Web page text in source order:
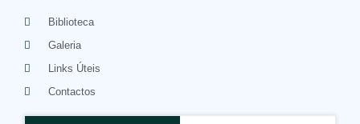
Biblioteca
Galeria
Links Úteis
Contactos